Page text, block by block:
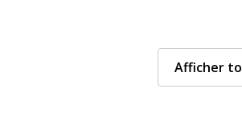
Hauteur réglableAfficher